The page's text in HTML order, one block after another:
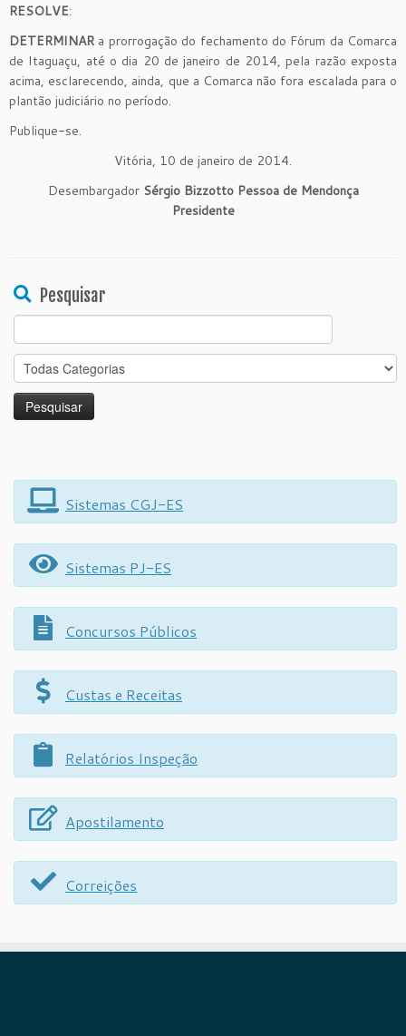
RESOLVE:
DETERMINAR a prorrogação do fechamento do Fórum da Comarca
de Itaguaçu, até o dia 20 de janeiro de 2014, pela razão exposta
acima, esclarecendo, ainda, que a Comarca não fora escalada para o
plantão judiciário no período.
Publique-se.
Vitória, 10 de janeiro de 2014.
DesembargadorSérgio Bizzotto Pessoa de Mendonça
Presidente
Pesquisar
Search
for:
Sistemas CGJ-ES
Sistemas PJ-ES
Concursos Públicos
Custas e Receitas
Relatórios Inspeção
Apostilamento
Correições